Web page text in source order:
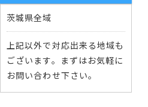
茨城県全域
上記以外で対応出来る地域も
ございます。まずはお気軽に
お問い合わせ下さい。